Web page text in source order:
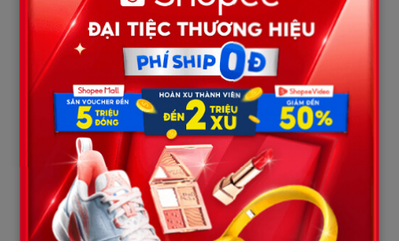
đứng sẵn. `Mẹ đẻ` hớt hải chạy ra, lòng bà thắt lại khi nhìn thấy
bộ dạng của con gái. “Con ơi, sao con lại ra nông nỗi này?” bà
thốt lên, giọng nghẹn lại. `Người vợ` không nói gì, chỉ để mẹ đỡ
vào nhà, gục xuống chiếc ghế sofa quen thuộc như thể toàn bộ
sức lực đã rời bỏ cơ thể. `Bố đẻ` cô cũng vội vàng lại gần, ánh
mắt ông sắc lại khi nhìn thấy vẻ tiều tụy của con. “Có chuyện gì
vậy con? Thằng Thiệp lại đánh con à?” ông hỏi, giọng trầm đục.
`Người vợ` khẽ lắc đầu, bàn tay cô run rẩy đưa lên vuốt mặt,
giọng nói yếu ớt đến thảm thương. “Không… không phải Thiệp
đánh con…”
`Mẹ đẻ` ngồi xuống bên cạnh, nắm chặt tay con gái. “Vậy là sao